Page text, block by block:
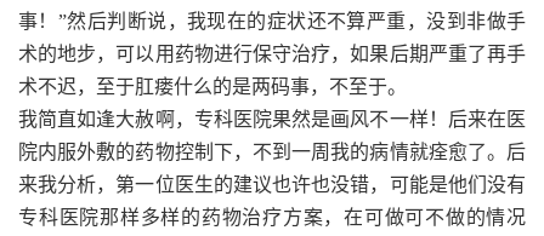
事！”然后判断说，我现在的症状还不算严重，没到非做手
术的地步，可以用药物进行保守治疗，如果后期严重了再手
术不迟，至于肛瘘什么的是两码事，不至于。
我简直如逢大赦啊，专科医院果然是画风不一样！后来在医
院内服外敷的药物控制下，不到一周我的病情就痊愈了。后
来我分析，第一位医生的建议也许也没错，可能是他们没有
专科医院那样多样的药物治疗方案，在可做可不做的情况